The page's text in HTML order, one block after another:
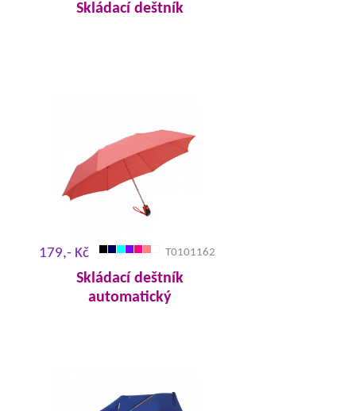
Skládací deštník
179,- Kč T0101162
Skládací deštník
automatický